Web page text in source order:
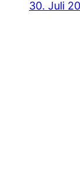
30. Juli